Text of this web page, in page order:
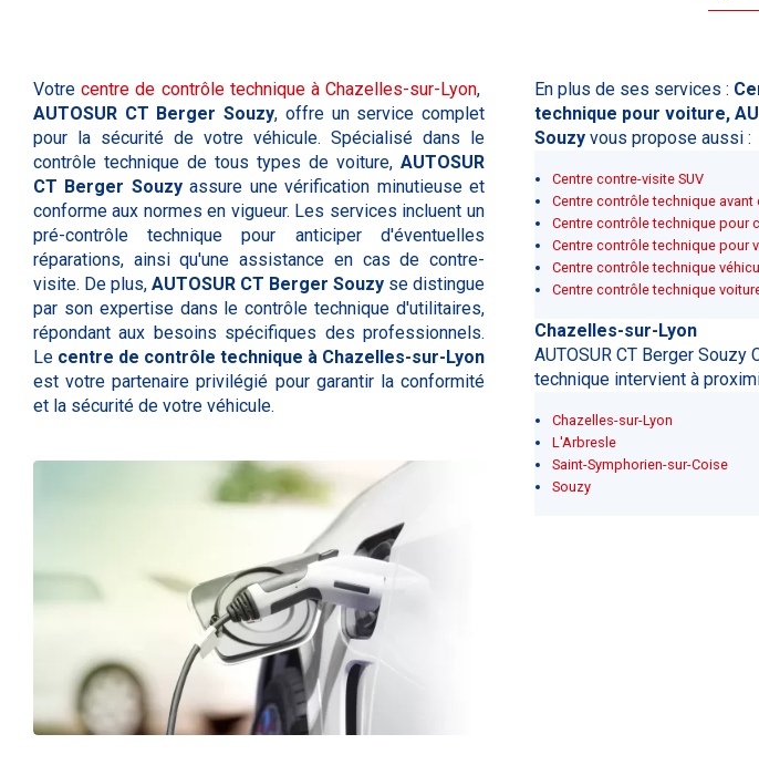
Votrecentre de contrôle technique à Chazelles-sur-Lyon,
AUTOSUR CT Berger Souzy, offre un service complet
pour la sécurité de votre véhicule. Spécialisé dans le
contrôle technique de tous types de voiture, AUTOSUR
CT Berger Souzyassure une vérification minutieuse et
conforme aux normes en vigueur. Les services incluent un
pré-contrôle technique pour anticiper d'éventuelles
réparations, ainsi qu'une assistance en cas de contre-
visite. De plus, AUTOSUR CT Berger Souzy se distingue
par son expertise dans le contrôle technique d'utilitaires,
répondant aux besoins spécifiques des professionnels.
Le centre de contrôle technique à Chazelles-sur-Lyon
est votre partenaire privilégié pour garantir la conformité
et la sécurité de votre véhicule.
En plus de ses services :
technique pour voiture,
Souzyvous propose aussi :
Centre contre-visite SUV
Centre contrôle technique avant
Centre contrôle technique pour
Centre contrôle technique pour
Centre contrôle technique
Centre contrôle technique
Chazelles-sur-Lyon
AUTOSUR CT Berger Souzy
technique intervient à
Chazelles-sur-Lyon
L'Arbresle
Saint-Symphorien-sur-Coise
Souzy